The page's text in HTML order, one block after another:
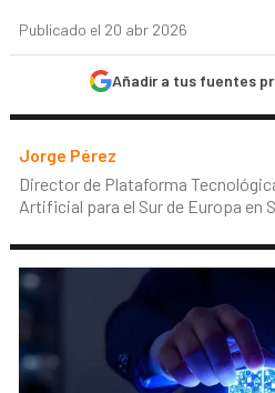
Publicado el 20 abr 2026
Añadir a tus fuentes
Jorge Pérez
Director de Plataforma
Artificial para el Sur de Europa en